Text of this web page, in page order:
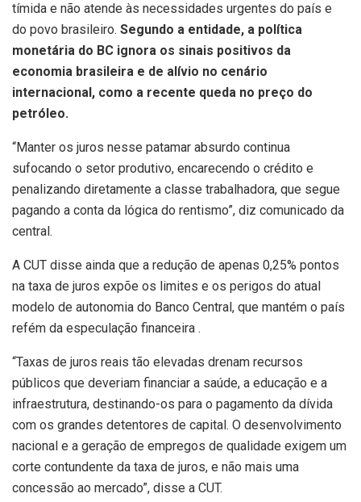
tímida e não atende às necessidades urgentes do país e
do povo brasileiro. Segundo a entidade, a política
monetária do BC ignora os sinais positivos da
economia brasileira e de alívio no cenário
internacional, como a recente queda no preço do
petróleo.
“Manter os juros nesse patamar absurdo continua
sufocando o setor produtivo, encarecendo o crédito e
penalizando diretamente a classe trabalhadora, que segue
pagando a conta da lógica do rentismo”, diz comunicado da
central.
A CUT disse ainda que a redução de apenas 0,25% pontos
na taxa de juros expõe os limites e os perigos do atual
modelo de autonomia do Banco Central, que mantém o país
refém da especulação financeira .
“Taxas de juros reais tão elevadas drenam recursos
públicos que deveriam financiar a saúde, a educação e a
infraestrutura, destinando-os para o pagamento da dívida
com os grandes detentores de capital. O desenvolvimento
nacional e a geração de empregos de qualidade exigem um
corte contundente da taxa de juros, e não mais uma
concessão ao mercado”, disse a CUT.